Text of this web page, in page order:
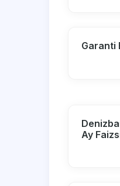
Garanti
Ay